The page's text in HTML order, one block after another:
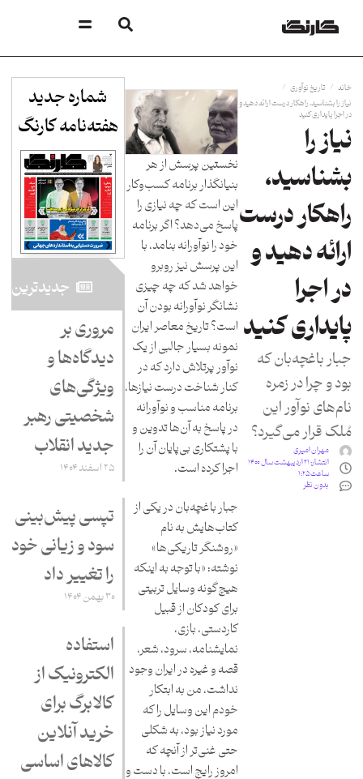
خانه / تاریخ نوآوری /
نیاز را بشناسید، راهکار درست ارائه دهید و
در اجرا پایداری کنید
نیاز را
بشناسید،
راهکار درست
ارائه دهید و
در اجرا
پایداری کنید
جبار باغچه‌بان که
بود و چرا در زمره
نام‌های نوآور این
مُلک قرار می‌گیرد؟
مهران امیری
انتشار:
۲۱ اردیبهشت سال ۱۴۰۰
ساعت ۱:۲۵
بدون نظر
نخستین پرسش از هر
بنیانگذار برنامه کسب‌وکار
این است که چه نیازی را
پاسخ می‌دهد؟ اگر برنامه
خود را نوآورانه بنامد، با
این پرسش نیز رو‌برو
خواهد شد که چه چیزی
نشانگر نوآورانه بودن آن
است؟ تاریخ معاصر ایران
نمونه بسیار جالبی از یک
نوآور پرتلاش دارد که در
کنار شناخت درست نیازها،
برنامه مناسب و نوآورانه
در پاسخ به آن‌ها تدوین و
با پشتکاری بی‌پایان آن را
اجرا کرده است.
جبار باغچه‌بان در یکی از
کتاب‌هایش به نام
«روشنگر تاریکی‌ها»
نوشته: «با توجه به اینکه
هیچ‌گونه وسایل تربیتی
برای کودکان از قبیل
کاردستی، بازی،
نمایشنامه، سرود، شعر،
قصه و غیره در ایران وجود
نداشت، من به ابتکار
خودم این وسایل را که
مورد نیاز بود، به شکلی
حتی غنی‌تر از آنچه که
امروز رایج است، با دست و
شماره جدید
هفته‌نامه کارنگ​
جدید‌ترین
مروری بر
دیدگاه‌ها و
ویژگی‌های
شخصیتی رهبر
جدید انقلاب
۲۵ اسفند ۱۴۰۴
تپسی پیش‌بینی
سود و زیانی خود
را تغییر داد
۳۰ بهمن ۱۴۰۴
استفاده
الکترونیک از
کالابرگ برای
خرید آنلاین
کالاهای اساسی